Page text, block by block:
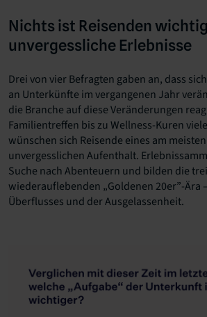
Nichts ist Reisenden
unvergessliche Erlebnisse
Drei von vier Befragten gaben an, dass
an Unterkünfte im vergangenen Jahr
die Branche auf diese Veränderungen
Familientreffen bis zu Wellness-Kuren
wünschen sich Reisende eines am
unvergesslichen Aufenthalt.
Suche nach Abenteuern und bilden die
wiederauflebenden „Goldenen 20er”-Ära
Überflusses und der Ausgelassenheit.